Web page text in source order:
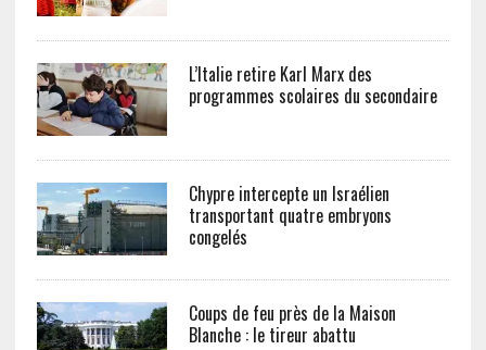
L’Italie retire Karl Marx des
programmes scolaires du secondaire
Chypre intercepte un Israélien
transportant quatre embryons
congelés
Coups de feu près de la Maison
Blanche : le tireur abattu